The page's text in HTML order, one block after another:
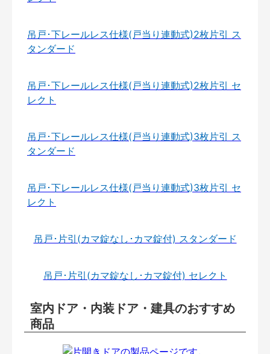
吊戸･下レールレス仕様(戸当り連動式)2枚片引 ス
タンダード
吊戸･下レールレス仕様(戸当り連動式)2枚片引 セ
レクト
吊戸･下レールレス仕様(戸当り連動式)3枚片引 ス
タンダード
吊戸･下レールレス仕様(戸当り連動式)3枚片引 セ
レクト
吊戸･片引(カマ錠なし･カマ錠付) スタンダード
吊戸･片引(カマ錠なし･カマ錠付) セレクト
室内ドア・内装ドア・建具のおすすめ
商品